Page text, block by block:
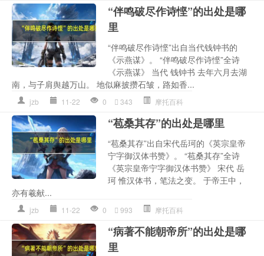
“伴鸣破尽作诗悭”的出处是哪
里
“伴鸣破尽作诗悭”出自当代钱钟书的
《示燕谋》。 “伴鸣破尽作诗悭”全诗
《示燕谋》 当代 钱钟书 去年六月去湖
南，与子肩舆越万山。 地似麻披攒石皱，路如香...
jzb 11-22 0 343 摩托百科
“苞桑其存”的出处是哪里
“苞桑其存”出自宋代岳珂的《英宗皇帝
宁字御汉体书赞》。 “苞桑其存”全诗
《英宗皇帝宁字御汉体书赞》 宋代 岳
珂 惟汉体书，笔法之变。 于帝王中，
亦有羲献...
jzb 11-22 0 993 摩托百科
“病著不能朝帝所”的出处是哪
里